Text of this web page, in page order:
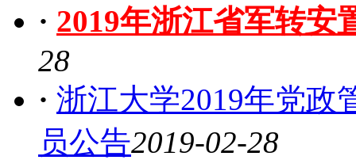
· 2019年浙江省军转安
28
· 浙江大学2019年党政
员公告2019-02-28